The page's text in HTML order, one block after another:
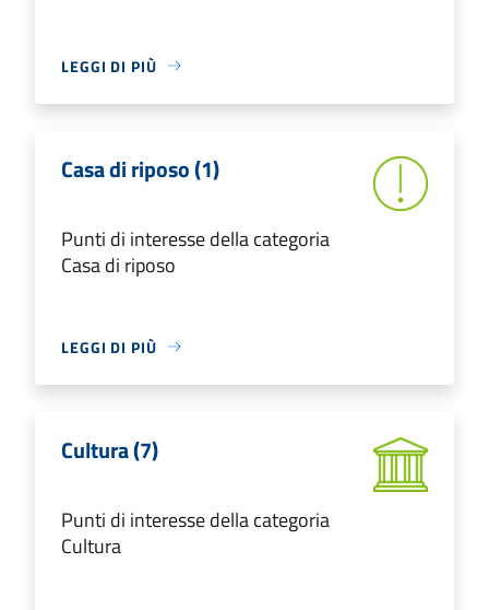
LEGGI DI PIÙ
Casa di riposo (1)
Punti di interesse della categoria
Casa di riposo
LEGGI DI PIÙ
Cultura (7)
Punti di interesse della categoria
Cultura